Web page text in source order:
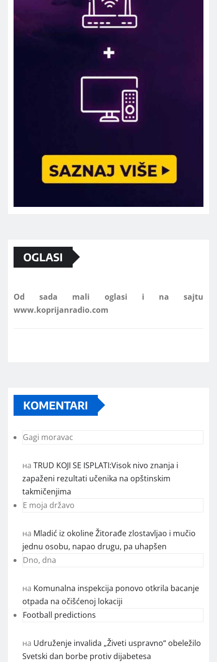
OGLASI
KOMENTARI
Gagi moravac
на TRUD KOJI SE ISPLATI:Visok nivo znanja i
zapaženi rezultati učenika na opštinskim
takmičenjima
E moja državo
на Mladić iz okoline Žitorađe zlostavljao i mučio
jednu osobu, napao drugu, pa uhapšen
Dno, dna
на Komunalna inspekcija ponovo otkrila bacanje
otpada na očišćenoj lokaciji
Football predictions
на Udruženje invalida „Živeti uspravno“ obeležilo
Svetski dan borbe protiv dijabetesa